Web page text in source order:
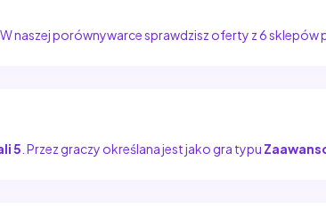
. W naszej porównywarce sprawdzisz oferty z 6 sklepów
5 . Przez graczy określana jest jako gra typu